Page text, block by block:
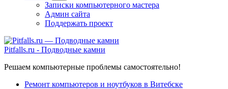
Записки компьютерного мастера
Админ сайта
Поддержать проект
Pitfalls.ru - Подводные камни
Решаем компьютерные проблемы самостоятельно!
Ремонт компьютеров и ноутбуков в Витебске